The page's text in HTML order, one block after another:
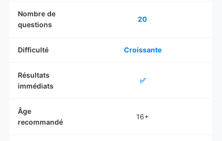
Nombre de
questions
20
Difficulté Croissante
Résultats
immédiats
✅
Âge
recommandé
16+